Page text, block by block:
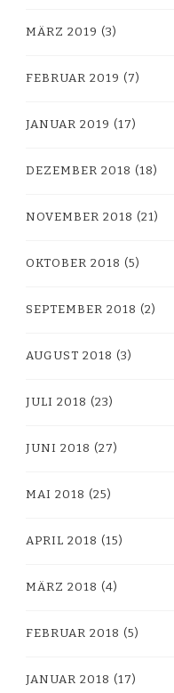
MÄRZ 2019 (3)
FEBRUAR 2019 (7)
JANUAR 2019 (17)
DEZEMBER 2018 (18)
NOVEMBER 2018 (21)
OKTOBER 2018 (5)
SEPTEMBER 2018 (2)
AUGUST 2018 (3)
JULI 2018 (23)
JUNI 2018 (27)
MAI 2018 (25)
APRIL 2018 (15)
MÄRZ 2018 (4)
FEBRUAR 2018 (5)
JANUAR 2018 (17)